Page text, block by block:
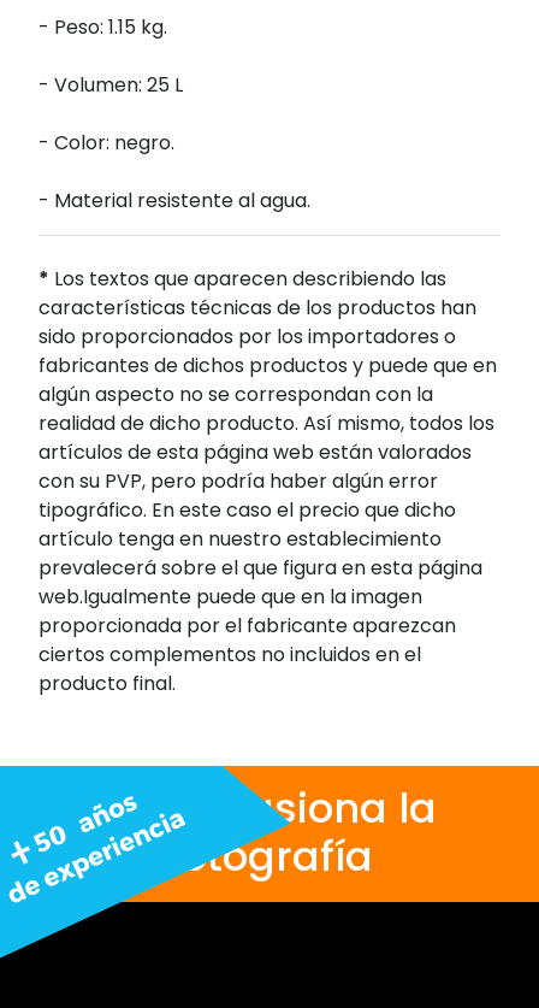
- Peso: 1.15 kg.
- Volumen: 25 L
- Color: negro.
- Material resistente al agua.
* Los textos que aparecen describiendo las
características técnicas de los productos han
sido proporcionados por los importadores o
fabricantes de dichos productos y puede que en
algún aspecto no se correspondan con la
realidad de dicho producto. Así mismo, todos los
artículos de esta página web están valorados
con su PVP, pero podría haber algún error
tipográfico. En este caso el precio que dicho
artículo tenga en nuestro establecimiento
prevalecerá sobre el que figura en esta página
web.Igualmente puede que en la imagen
proporcionada por el fabricante aparezcan
ciertos complementos no incluidos en el
producto final.
Nos apasiona la
fotografía